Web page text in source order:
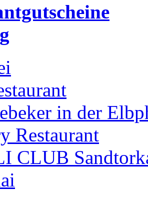
in der
Restaurant
CLUB